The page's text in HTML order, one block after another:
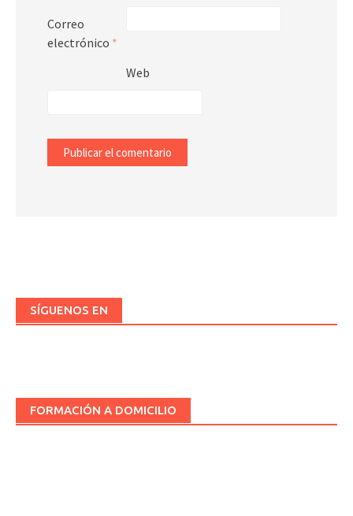
Correo
electrónico *
Web
SÍGUENOS EN
FORMACIÓN A DOMICILIO